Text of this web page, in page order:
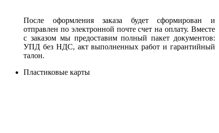
После оформления заказа будет сформирован и
отправлен по электронной почте счет на оплату. Вместе
с заказом мы предоставим полный пакет документов:
УПД без НДС, акт выполненных работ и гарантийный
талон.
Пластиковые карты